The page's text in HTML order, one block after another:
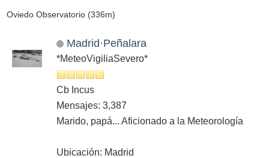
Oviedo Observatorio (336m)
Madrid·Peñalara
*MeteoVigiliaSevero*
Cb Incus
Mensajes: 3,387
Marido, papá... Aficionado a la Meteorología
Ubicación: Madrid